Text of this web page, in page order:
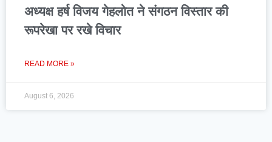
अध्यक्ष हर्ष विजय गेहलोत ने संगठन विस्तार की
रूपरेखा पर रखे विचार
READ MORE »
August 6, 2026